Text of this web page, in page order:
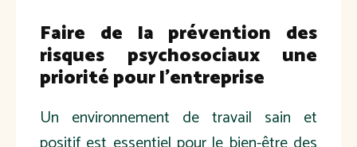
Faire de la prévention des
risques psychosociaux une
priorité pour l’entreprise
Un environnement de travail sain et